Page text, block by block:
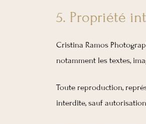
5. Propriété
Cristina Ramos
notamment les textes,
Toute reproduction,
interdite, sauf